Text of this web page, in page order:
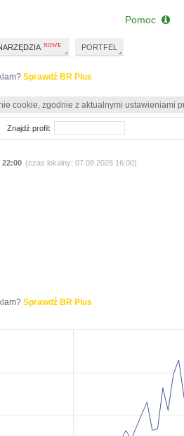
Sprawdź BR Plus
cookie, zgodnie z aktualnymi ustawieniami
22:00 (czas lokalny: 07.08.2026 16:00)
Sprawdź BR Plus
Znajdź profil:
PORTFEL
Pomoc